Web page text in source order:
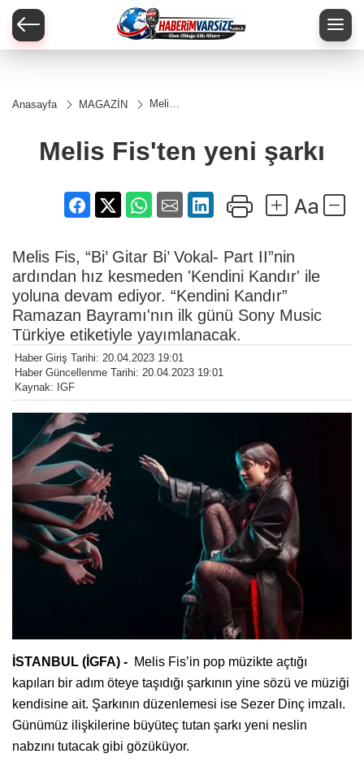
Anasayfa MAGAZİN
Melis
şarkı
Melis Fis'ten yeni şarkı
Melis Fis, “Bi’ Gitar Bi’ Vokal- Part II”nin
ardından hız kesmeden 'Kendini Kandır' ile
yoluna devam ediyor. “Kendini Kandır”
Ramazan Bayramı'nın ilk günü Sony Music
Türkiye etiketiyle yayımlanacak.
Haber Giriş Tarihi: 20.04.2023 19:01
Haber Güncellenme Tarihi: 20.04.2023 19:01
Kaynak: IGF
İSTANBUL (İGFA) - Melis Fis’in pop müzikte açtığı
kapıları bir adım öteye taşıdığı şarkının yine sözü ve müziği
kendisine ait. Şarkının düzenlemesi ise Sezer Dinç imzalı.
Günümüz ilişkilerine büyüteç tutan şarkı yeni neslin
nabzını tutacak gibi gözüküyor.